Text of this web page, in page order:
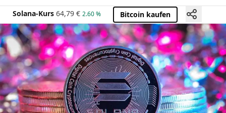
Solana-Kurs 64,79 € 2.60 % Bitcoin kaufen